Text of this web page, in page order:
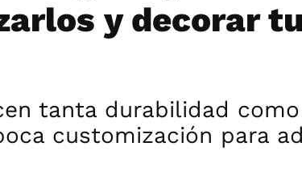
y decorar tu
tanta durabilidad
customización para